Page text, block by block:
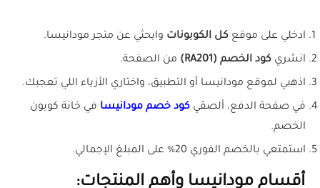
ادخلي على موقع كل الكوبونات وابحثي عن متجر مودانيسا.
انشري كود الخصم (RA201) من الصفحة.
اذهبي لموقع مودانيسا أو التطبيق، واختاري الأزياء اللي تعجبك.
في صفحة الدفع، ألصقي كود خصم مودانيسا في خانة كوبون
الخصم.
استمتعي بالخصم الفوري 20% على المبلغ الإجمالي.
أقسام مودانيسا وأهم المنتجات: